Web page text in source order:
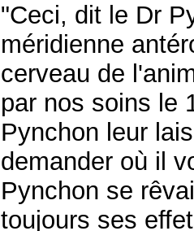
"Ceci, dit le Dr
méridienne
cerveau de
par nos soins le
Pynchon leur
demander où il
Pynchon se
toujours ses